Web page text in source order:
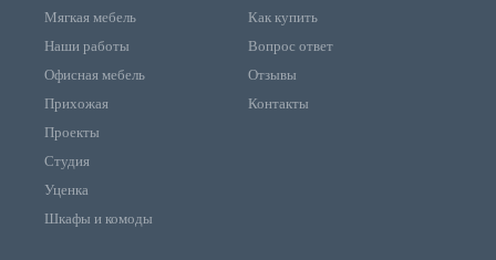
Мягкая мебель
Наши работы
Офисная мебель
Прихожая
Проекты
Студия
Уценка
Шкафы и комоды
Как купить
Вопрос ответ
Отзывы
Контакты